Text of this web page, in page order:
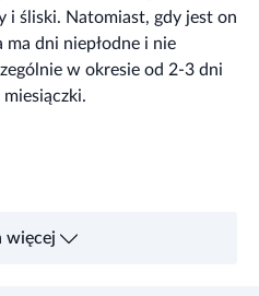
i śliski. Natomiast, gdy jest on
ma dni niepłodne i nie
w okresie od 2-3 dni
więcej